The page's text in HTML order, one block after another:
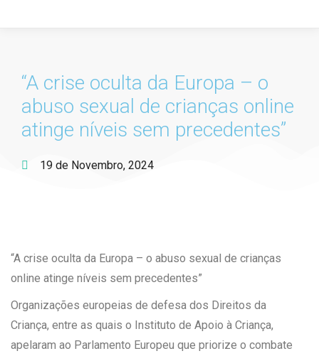
“A crise oculta da Europa – o
abuso sexual de crianças online
atinge níveis sem precedentes”
19 de Novembro, 2024
“A crise oculta da Europa – o abuso sexual de crianças
online atinge níveis sem precedentes”
Organizações europeias de defesa dos Direitos da
Criança, entre as quais o Instituto de Apoio à Criança,
apelaram ao Parlamento Europeu que priorize o combate